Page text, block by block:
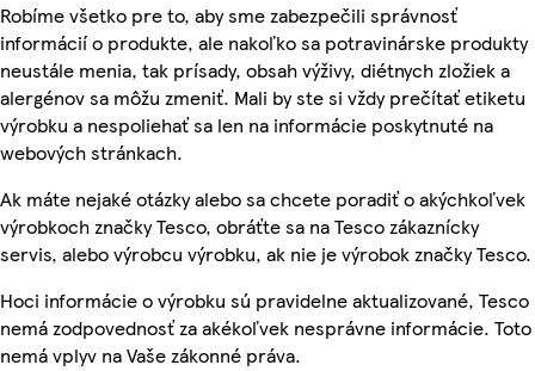
Robíme všetko pre to, aby sme zabezpečili správnosť
informácií o produkte, ale nakoľko sa potravinárske produkty
neustále menia, tak prísady, obsah výživy, diétnych zložiek a
alergénov sa môžu zmeniť. Mali by ste si vždy prečítať etiketu
výrobku a nespoliehať sa len na informácie poskytnuté na
webových stránkach.
Ak máte nejaké otázky alebo sa chcete poradiť o akýchkoľvek
výrobkoch značky Tesco, obráťte sa na Tesco zákaznícky
servis, alebo výrobcu výrobku, ak nie je výrobok značky Tesco.
Hoci informácie o výrobku sú pravidelne aktualizované, Tesco
nemá zodpovednosť za akékoľvek nesprávne informácie. Toto
nemá vplyv na Vaše zákonné práva.